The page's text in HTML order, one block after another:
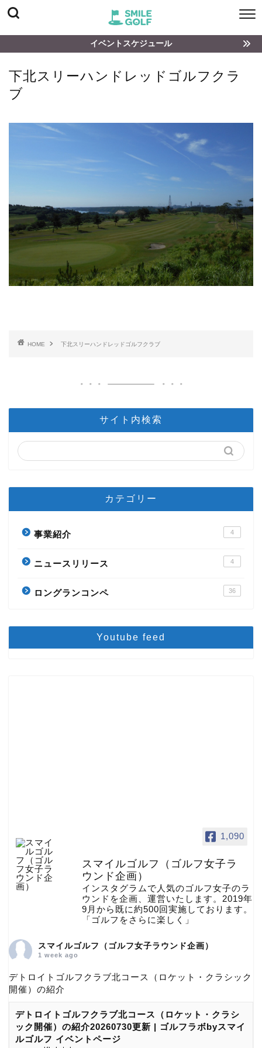
イベントスケジュール
下北スリーハンドレッドゴルフクラ
ブ
HOME 下北スリーハンドレッドゴルフクラブ
サイト内検索
カテゴリー
事業紹介 4
ニュースリリース 4
ロングランコンペ 36
Youtube feed
1,090
スマイルゴルフ（ゴルフ女子ラ
ウンド企画）
インスタグラムで人気のゴルフ女子のラ
ウンドを企画、運営いたします。2019年
9月から既に約500回実施しております。
「ゴルフをさらに楽しく」
スマイルゴルフ（ゴルフ女子ラウンド企画）
1 week ago
デトロイトゴルフクラブ北コース（ロケット・クラシック
開催）の紹介
デトロイトゴルフクラブ北コース（ロケット・クラシ
ック開催）の紹介20260730更新 | ゴルフラボbyスマイ
ルゴルフ イベントページ